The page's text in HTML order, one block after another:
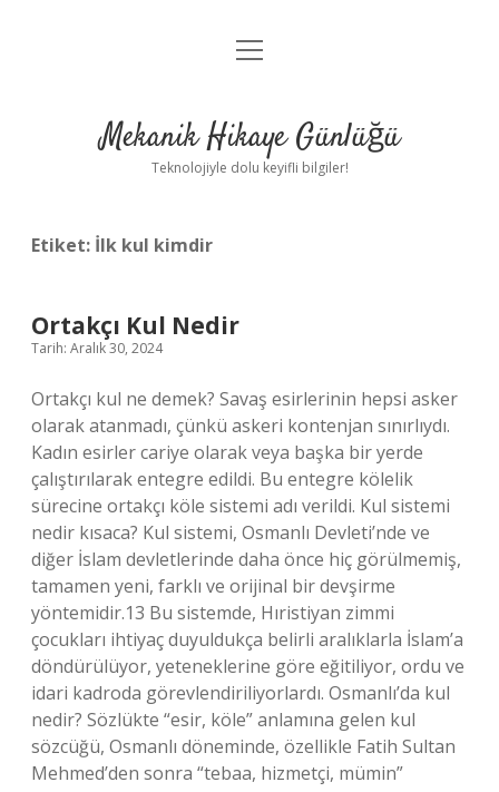
Anasayfa
Yasal Uyarı
menüyü
Mekanik Hikaye Günlüğü
Teknolojiyle dolu keyifli bilgiler!
Etiket: İlk kul kimdir
Ortakçı Kul Nedir
Tarih: Aralık 30, 2024
Ortakçı kul ne demek? Savaş esirlerinin hepsi asker
olarak atanmadı, çünkü askeri kontenjan sınırlıydı.
Kadın esirler cariye olarak veya başka bir yerde
çalıştırılarak entegre edildi. Bu entegre kölelik
sürecine ortakçı köle sistemi adı verildi. Kul sistemi
nedir kısaca? Kul sistemi, Osmanlı Devleti’nde ve
diğer İslam devletlerinde daha önce hiç görülmemiş,
tamamen yeni, farklı ve orijinal bir devşirme
yöntemidir.13 Bu sistemde, Hıristiyan zimmi
çocukları ihtiyaç duyuldukça belirli aralıklarla İslam’a
döndürülüyor, yeteneklerine göre eğitiliyor, ordu ve
idari kadroda görevlendiriliyorlardı. Osmanlı’da kul
nedir? Sözlükte “esir, köle” anlamına gelen kul
sözcüğü, Osmanlı döneminde, özellikle Fatih Sultan
Mehmed’den sonra “tebaa, hizmetçi, mümin”